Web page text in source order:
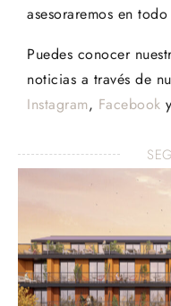
asesoraremos en
Puedes conocer
noticias a través de
Instagram, Facebook y